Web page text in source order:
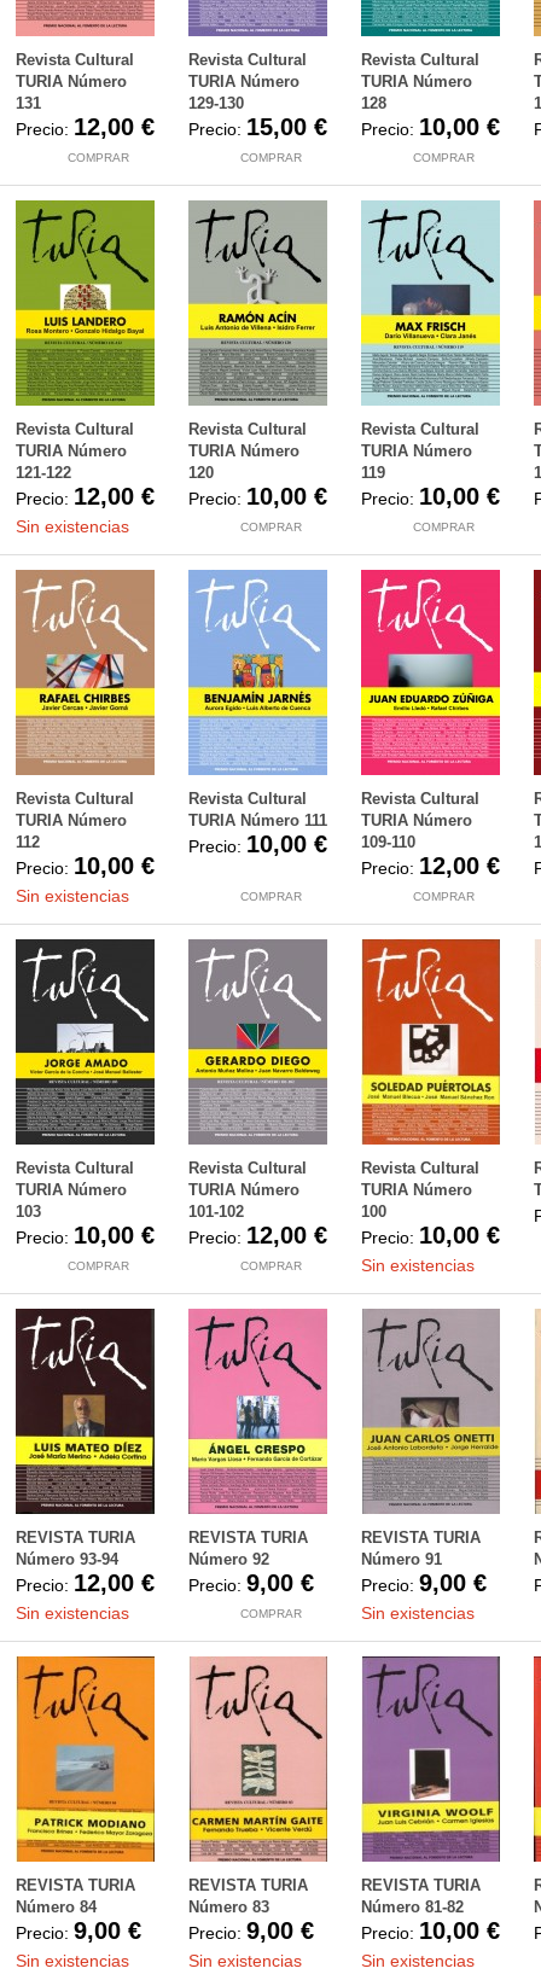
Revista Cultural
TURIA Número
131
Precio: 12,00 €
COMPRAR
Revista Cultural
TURIA Número
129-130
Precio: 15,00 €
COMPRAR
Revista Cultural
TURIA Número
128
Precio: 10,00 €
COMPRAR
Revista Cultural
TURIA Número
121-122
Precio: 12,00 €
Sin existencias
Revista Cultural
TURIA Número
120
Precio: 10,00 €
COMPRAR
Revista Cultural
TURIA Número
119
Precio: 10,00 €
COMPRAR
Revista Cultural
TURIA Número
112
Precio: 10,00 €
Sin existencias
Revista Cultural
TURIA Número 111
Precio: 10,00 €
COMPRAR
Revista Cultural
TURIA Número
109-110
Precio: 12,00 €
COMPRAR
Revista Cultural
TURIA Número
103
Precio: 10,00 €
COMPRAR
Revista Cultural
TURIA Número
101-102
Precio: 12,00 €
COMPRAR
Revista Cultural
TURIA Número
100
Precio: 10,00 €
Sin existencias
REVISTA TURIA
Número 93-94
Precio: 12,00 €
Sin existencias
REVISTA TURIA
Número 92
Precio: 9,00 €
COMPRAR
REVISTA TURIA
Número 91
Precio: 9,00 €
Sin existencias
REVISTA TURIA
Número 84
Precio: 9,00 €
Sin existencias
REVISTA TURIA
Número 83
Precio: 9,00 €
Sin existencias
REVISTA TURIA
Número 81-82
Precio: 10,00 €
Sin existencias